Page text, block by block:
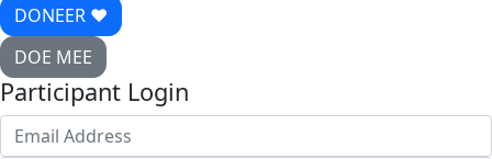
DONEER ♥
DOE MEE
Participant Login